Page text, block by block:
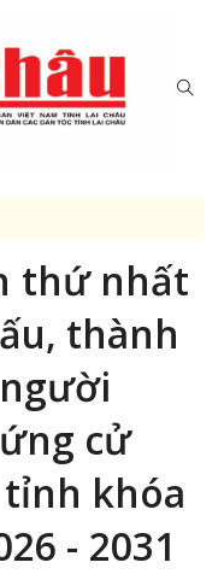
thứ nhất
thành
cử
khóa
- 2031